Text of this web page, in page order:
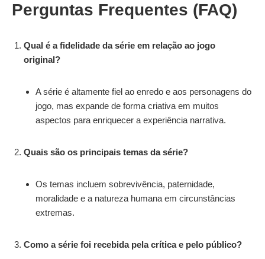
Perguntas Frequentes (FAQ)
Qual é a fidelidade da série em relação ao jogo
original?
A série é altamente fiel ao enredo e aos personagens do
jogo, mas expande de forma criativa em muitos
aspectos para enriquecer a experiência narrativa.
Quais são os principais temas da série?
Os temas incluem sobrevivência, paternidade,
moralidade e a natureza humana em circunstâncias
extremas.
Como a série foi recebida pela crítica e pelo público?